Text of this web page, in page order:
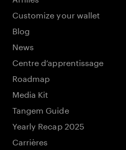
Customize your wallet
Blog
News
Centre d’apprentissage
Roadmap
Media Kit
Tangem Guide
Yearly Recap 2025
Carrières